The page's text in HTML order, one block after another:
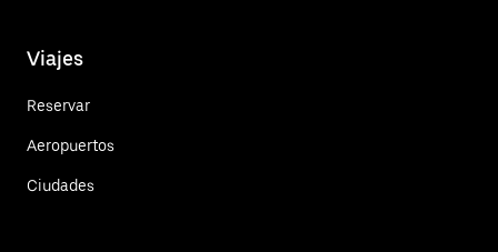
Viajes
Reservar
Aeropuertos
Ciudades